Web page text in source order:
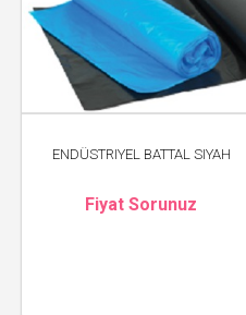
ENDÜSTRIYEL BATTAL SIYAH
Fiyat Sorunuz